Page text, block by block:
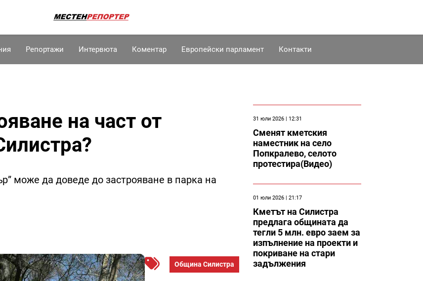
Репортажи Интервюта Коментар Европейски парламент Контакти
на част от
може да доведе до застрояване в парка на
Община Силистра
31 юли 2026 | 12:31
Сменят кметския
наместник на село
Попкралево, селото
протестира(Видео)
01 юли 2026 | 21:17
Кметът на Силистра
предлага общината да
тегли 5 млн. евро заем за
изпълнение на проекти и
покриване на стари
задължения